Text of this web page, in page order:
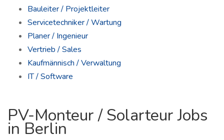
Bauleiter / Projektleiter
Servicetechniker / Wartung
Planer / Ingenieur
Vertrieb / Sales
Kaufmännisch / Verwaltung
IT / Software
PV-Monteur / Solarteur Jobs
in Berlin